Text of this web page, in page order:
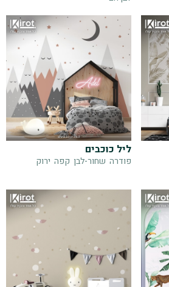
ליל כוכבים
פודרה שחור-לבן קפה ירוק